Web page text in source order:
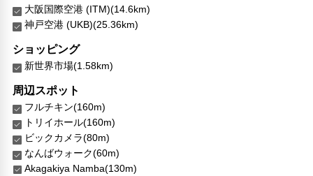
大阪国際空港 (ITM)(14.6km)
神戸空港 (UKB)(25.36km)
ショッピング
新世界市場(1.58km)
周辺スポット
フルチキン(160m)
トリイホール(160m)
ビックカメラ(80m)
なんばウォーク(60m)
Akagakiya Namba(130m)